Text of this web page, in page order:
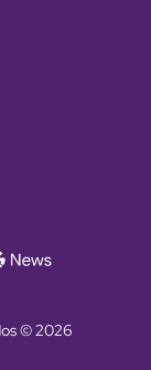
© 2026